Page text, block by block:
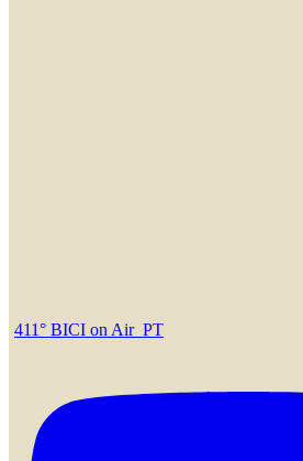
411° BICI on Air_PT